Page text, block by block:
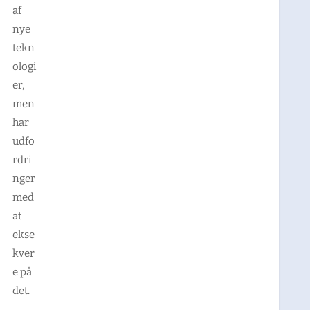
af
nye
tekn
ologi
er,
men
har
udfo
rdri
nger
med
at
ekse
kver
e på
det.